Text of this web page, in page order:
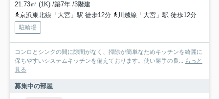
21.73㎡ (1K) /築7年 /3階建
京浜東北線「大宮」駅 徒歩12分
川越線「大宮」駅 徒歩12分
駐輪場
コンロとシンクの間に隙間がなく、掃除が簡単なためキッチンを綺麗に
保ちやすいシステムキッチンを備えております。使い勝手の良... もっと
見る
募集中の部屋